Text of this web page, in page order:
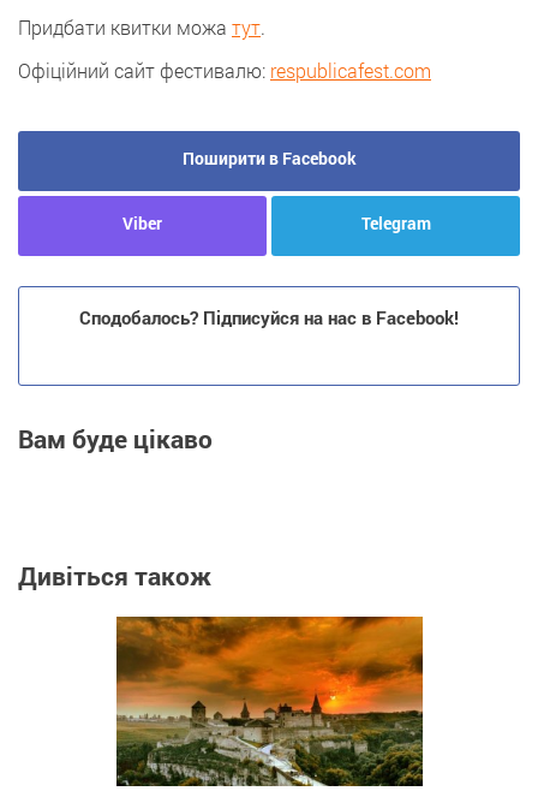
Придбати квитки можа тут.
Офіційний сайт фестивалю: respublicafest.com
Поширити в Facebook
Viber Telegram
Сподобалось? Підписуйся на нас в Facebook!
Вам буде цікаво
Дивіться також